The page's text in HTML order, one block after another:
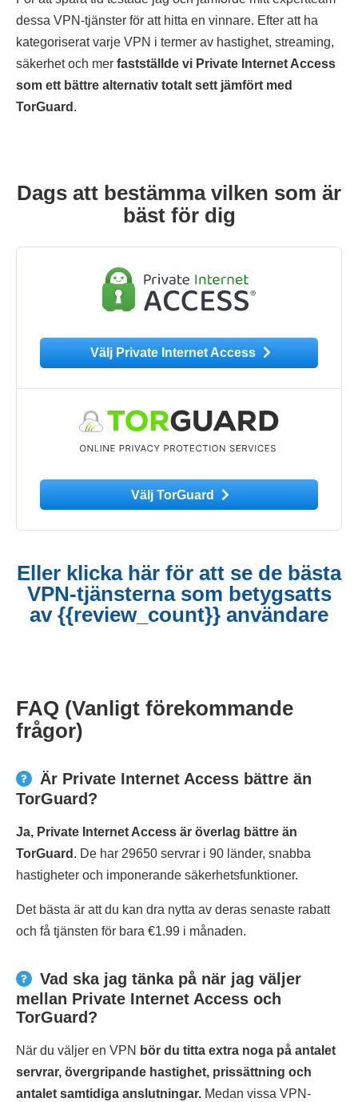
dessa VPN-tjänster för att hitta en vinnare. Efter att ha
kategoriserat varje VPN i termer av hastighet, streaming,
säkerhet och mer fastställde vi Private Internet Access
som ett bättre alternativ totalt sett jämfört med
TorGuard .
Dags att bestämma vilken som är
bäst för dig
Välj Private Internet Access
Välj TorGuard
Eller klicka här för att se de bästa
VPN-tjänsterna som betygsatts
av {{review_count}} användare
FAQ (Vanligt förekommande
frågor)
Är Private Internet Access bättre än
TorGuard?
Ja, Private Internet Access är överlag bättre än
TorGuard . De har 29650 servrar i 90 länder, snabba
hastigheter och imponerande säkerhetsfunktioner.
Det bästa är att du kan dra nytta av deras senaste rabatt
och få tjänsten för bara €1.99 i månaden.
Vad ska jag tänka på när jag väljer
mellan Private Internet Access och
TorGuard?
När du väljer en VPN bör du titta extra noga på antalet
servrar, övergripande hastighet, prissättning och
antalet samtidiga anslutningar. Medan vissa VPN-